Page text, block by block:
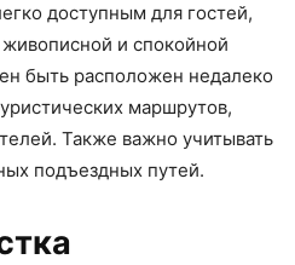
доступным для гостей,
и спокойной
быть расположен недалеко
маршрутов,
Также важно учитывать
подъездных путей.